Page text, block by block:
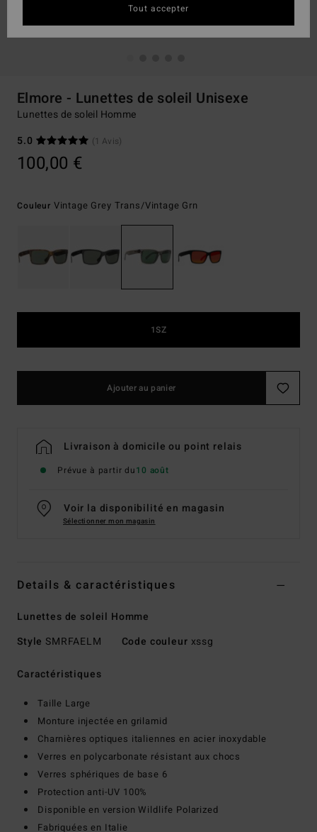
Elmore - Lunettes de soleil Unisexe
Lunettes de soleil Homme
5.0
(1 Avis)
100,00 €
Couleur Vintage Grey Trans/vintage Grn
1SZ
Ajouter au panier
Livraison à domicile ou point relais
Prévue à partir du10 août
Voir la disponibilité en magasin
Sélectionner mon magasin
Details & caractéristiques
Lunettes de soleil Homme
Style SMRFAELM Code couleur xssg
Caractéristiques
Taille Large
Monture injectée en grilamid
Charnières optiques italiennes en acier inoxydable
Verres en polycarbonate résistant aux chocs
Verres sphériques de base 6
Protection anti-UV 100%
Disponible en version Wildlife Polarized
Fabriquées en Italie
Tout accepter